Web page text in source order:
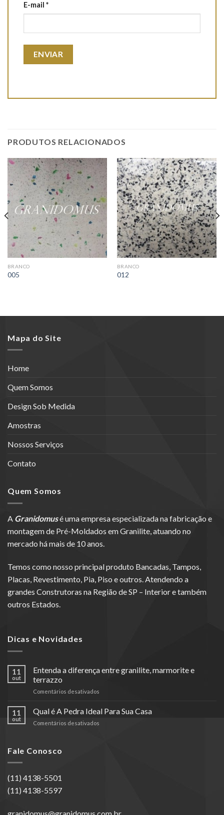
E-mail *
PRODUTOS RELACIONADOS
BRANCO
005
BRANCO
012
Mapa do Site
Home
Quem Somos
Design Sob Medida
Amostras
Nossos Serviços
Contato
Quem Somos
A Granidomusé uma empresa especializada na fabricação e
montagem de Pré-Moldados em Granilite, atuando no
mercado há mais de 10 anos.
Temos como nosso principal produto Bancadas, Tampos,
Placas, Revestimento, Pia, Piso e outros. Atendendo a
grandes Construtoras na Região de SP – Interior e também
outros Estados.
Dicas e Novidades
11
out
Entenda a diferença entre granilite, marmorite e
terrazzo
Comentários desativados
a
diferença
11
out
Qual é A Pedra Ideal Para Sua Casa
Comentários desativados
Fale Conosco
(11) 4138-5501
(11) 4138-5597